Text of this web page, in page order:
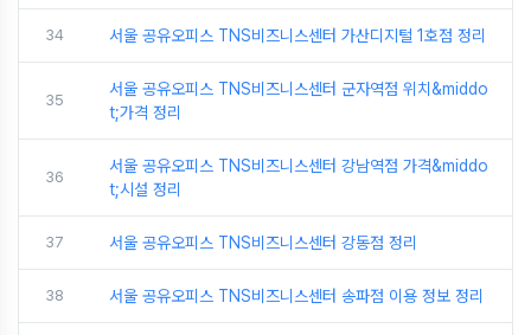
34 서울 공유오피스 TNS비즈니스센터 가산디지털 1호점 정리
35
서울 공유오피스 TNS비즈니스센터 군자역점 위치&middo
t;가격 정리
36
서울 공유오피스 TNS비즈니스센터 강남역점 가격&middo
t;시설 정리
37 서울 공유오피스 TNS비즈니스센터 강동점 정리
38 서울 공유오피스 TNS비즈니스센터 송파점 이용 정보 정리